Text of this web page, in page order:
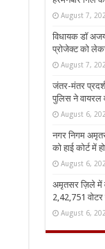
August 7,
विधायक डॉ
प्रोजेक्ट को
August 7,
जंतर-मंतर
पुलिस ने वायरल
August 6,
नगर निगम
को हाई कोर्ट में
August 6,
अमृतसर ज़िले में
2,42,751
August 6,